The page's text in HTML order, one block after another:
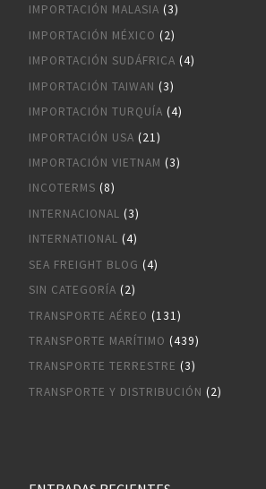
IMPORTACIÓN MALASIA (3)
IMPORTACIÓN MÉXICO (2)
IMPORTACIÓN SUDÁFRICA (4)
IMPORTACIÓN TAIWAN (3)
IMPORTACIÓN TURQUÍA (4)
IMPORTACIÓN USA (21)
IMPORTACIÓN VIETNAM (3)
INCOTERMS (8)
INTERNACIONAL (3)
INTERNATIONAL (4)
SEA FREIGHT BLOG (4)
SIN CATEGORÍA (2)
TRANSPORTE AÉREO (131)
TRANSPORTE MARÍTIMO (439)
TRANSPORTE TERRESTRE (3)
TRANSPORTE Y DISTRIBUCIÓN (2)